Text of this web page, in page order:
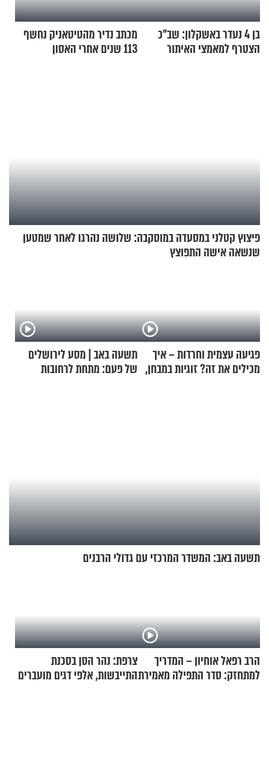
בן 4 נעדר באשקלון: שב"כ
הצטרף למאמצי האיתור
מכתב נדיר מהטיטאניק נחשף
113 שנים אחרי האסון
פיצוץ קטלני במסעדה במוסקבה: שלושה נהרגו לאחר שמטען
שנשאה אישה התפוצץ
פגיעה עצמית וחרדות – איך
מכילים את זה? זוגיות במבחן,
תשעה באב | מסע לירושלים
של פעם: מתחת לרחובות
תשעה באב: המשדר המרכזי עם גדולי הרבנים
הרב רפאל אוחיון – המדריך
למתחזק: סדר התפילה מאמירת
צרפת: נהר הסן בסכנת
התייבשות, אלפי דגים מועברים